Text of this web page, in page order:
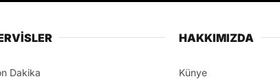
Dakika
HAKKIMIZDA
Künye